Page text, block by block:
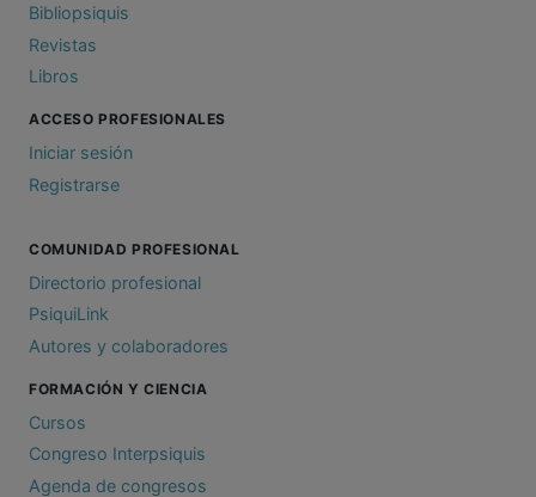
Bibliopsiquis
Revistas
Libros
ACCESO PROFESIONALES
Iniciar sesión
Registrarse
COMUNIDAD PROFESIONAL
Directorio profesional
PsiquiLink
Autores y colaboradores
FORMACIÓN Y CIENCIA
Cursos
Congreso Interpsiquis
Agenda de congresos